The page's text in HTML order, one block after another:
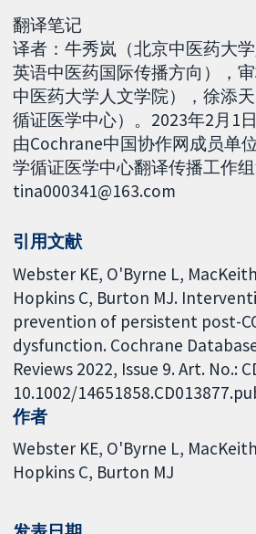
翻译笔记
译者：牛秀岚（北京中医药大
英语中医药国际传播方向），
中医药大学人文学院），徐添
循证医学中心）。2023年2月1
由Cochrane中国协作网成员单
学循证医学中心翻译传播工作
tina000341@163.com
引用文献
Webster KE, O'Byrne L,
Hopkins C, Burton MJ.
prevention of persistent post-
dysfunction. Cochrane
Reviews 2022, Issue 9. Art. No.:
10.1002/
作者
Webster KE O'Byrne L
Hopkins C Burton MJ